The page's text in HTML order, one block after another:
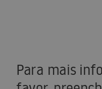
Para mais